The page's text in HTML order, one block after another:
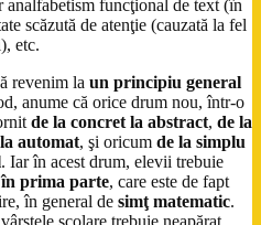
funcţional de text (în
scăzută de atenţie (cauzată la fel
etc.
revenim la un principiu general
anume că orice drum nou, într-o
de la concret la abstract, de la
automat, şi oricum de la simplu
. Iar în acest drum, elevii trebuie
prima parte, care este de fapt
în general de simţ matematic.